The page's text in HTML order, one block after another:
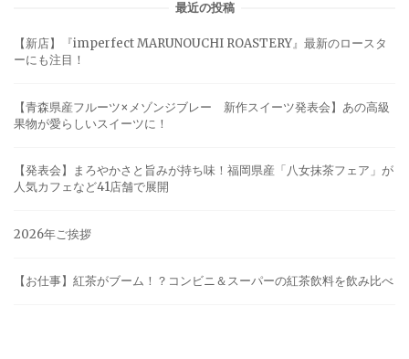
最近の投稿
【新店】『imperfect MARUNOUCHI ROASTERY』最新のロースタ
ーにも注目！
【青森県産フルーツ×メゾンジブレー 新作スイーツ発表会】あの高級
果物が愛らしいスイーツに！
【発表会】まろやかさと旨みが持ち味！福岡県産「八女抹茶フェア」が
人気カフェなど41店舗で展開
2026年ご挨拶
【お仕事】紅茶がブーム！？コンビニ＆スーパーの紅茶飲料を飲み比べ